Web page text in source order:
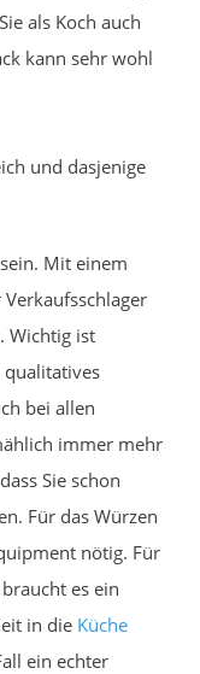
als Koch auch
kann sehr wohl
und dasjenige
Mit einem
Wichtig ist
bei allen
immer mehr
Sie schon
Für das Würzen
nötig. Für
es ein
in die Küche
ein echter